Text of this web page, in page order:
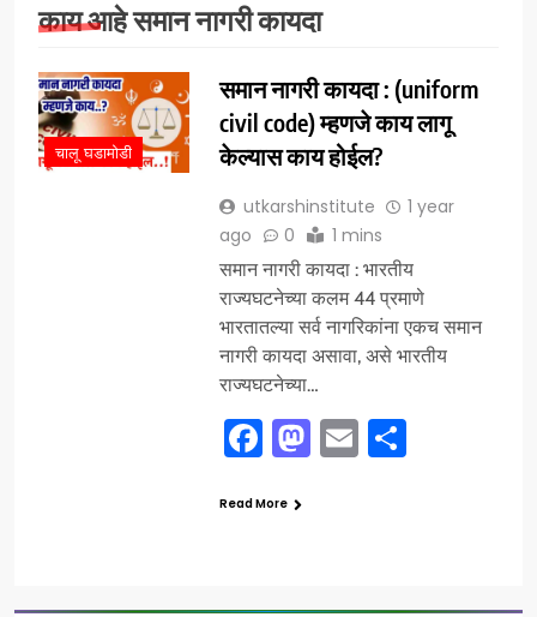
काय आहे समान नागरी कायदा
चालू घडामोडी
समान नागरी कायदा : (uniform
civil code) म्हणजे काय लागू
केल्यास काय होईल?
utkarshinstitute
1 year
ago
0 1 mins
समान नागरी कायदा : भारतीय
राज्यघटनेच्या कलम 44 प्रमाणे
भारतातल्या सर्व नागरिकांना एकच समान
नागरी कायदा असावा, असे भारतीय
राज्यघटनेच्या…
Facebook
Mastodon
EmailShare
Read More